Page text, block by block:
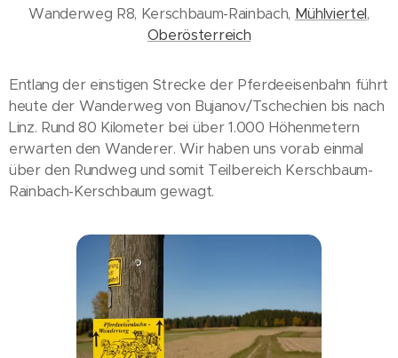
Wanderweg R8, Kerschbaum-Rainbach, Mühlviertel,
Oberösterreich
Entlang der einstigen Strecke der Pferdeeisenbahn führt
heute der Wanderweg von Bujanov/Tschechien bis nach
Linz. Rund 80 Kilometer bei über 1.000 Höhenmetern
erwarten den Wanderer. Wir haben uns vorab einmal
über den Rundweg und somit Teilbereich Kerschbaum-
Rainbach-Kerschbaum gewagt.